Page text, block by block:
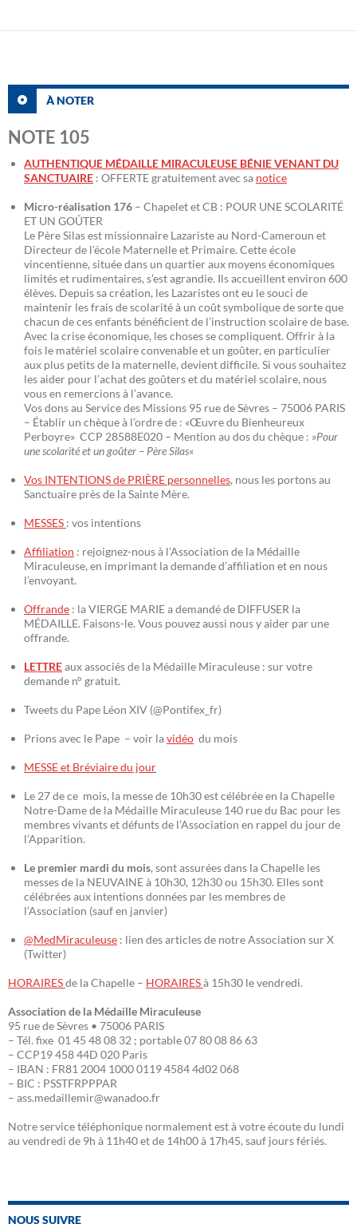
À NOTER
NOTE 105
AUTHENTIQUE MÉDAILLE MIRACULEUSE BÉNIE VENANT DU
SANCTUAIRE : OFFERTE gratuitement avec sa notice
Micro-réalisation 176 – Chapelet et CB : POUR UNE SCOLARITÉ
ET UN GOÛTER
Le Père Silas est missionnaire Lazariste au Nord-Cameroun et
Directeur de l’école Maternelle et Primaire. Cette école
vincentienne, située dans un quartier aux moyens économiques
limités et rudimentaires, s’est agrandie. Ils accueillent environ 600
élèves. Depuis sa création, les Lazaristes ont eu le souci de
maintenir les frais de scolarité à un coût symbolique de sorte que
chacun de ces enfants bénéficient de l’instruction scolaire de base.
Avec la crise économique, les choses se compliquent. Offrir à la
fois le matériel scolaire convenable et un goûter, en particulier
aux plus petits de la maternelle, devient difficile. Si vous souhaitez
les aider pour l’achat des goûters et du matériel scolaire, nous
vous en remercions à l’avance.
Vos dons au Service des Missions 95 rue de Sèvres – 75006 PARIS
– Établir un chèque à l’ordre de : «Œuvre du Bienheureux
Perboyre» CCP 28588E020 – Mention au dos du chèque : »Pour
une scolarité et un goûter – Père Silas«
Vos INTENTIONS de PRIÈRE personnelles, nous les portons au
Sanctuaire près de la Sainte Mère.
MESSES : vos intentions
Affiliation : rejoignez-nous à l’Association de la Médaille
Miraculeuse, en imprimant la demande d’affiliation et en nous
l’envoyant.
Offrande : la VIERGE MARIE a demandé de DIFFUSER la
MÉDAILLE. Faisons-le. Vous pouvez aussi nous y aider par une
offrande.
LETTREaux associés de la Médaille Miraculeuse : sur votre
demande n° gratuit.
Tweets du Pape Léon XIV (@Pontifex_fr)
Prions avec le Pape – voir lavidéo du mois
MESSE et Bréviaire du jour
Le 27 de ce mois, la messe de 10h30 est célébrée en la Chapelle
Notre-Dame de la Médaille Miraculeuse 140 rue du Bac pour les
membres vivants et défunts de l’Association en rappel du jour de
l’Apparition.
Le premier mardi du mois, sont assurées dans la Chapelle les
messes de la NEUVAINE à 10h30, 12h30 ou 15h30. Elles sont
célébrées aux intentions données par les membres de
l’Association (sauf en janvier)
@MedMiraculeuse : lien des articles de notre Association sur X
(Twitter)
HORAIRESde la Chapelle – HORAIRESà 15h30 le vendredi.
Association de la Médaille Miraculeuse
95 rue de Sèvres • 75006 PARIS
– Tél. fixe 01 45 48 08 32 ; portable 07 80 08 86 63
– CCP19 458 44D 020 Paris
– IBAN : FR81 2004 1000 0119 4584 4d02 068
– BIC : PSSTFRPPPAR
– ass.medaillemir@wanadoo.fr
Notre service téléphonique normalement est à votre écoute du lundi
au vendredi de 9h à 11h40 et de 14h00 à 17h45, sauf jours fériés.
NOUS SUIVRE